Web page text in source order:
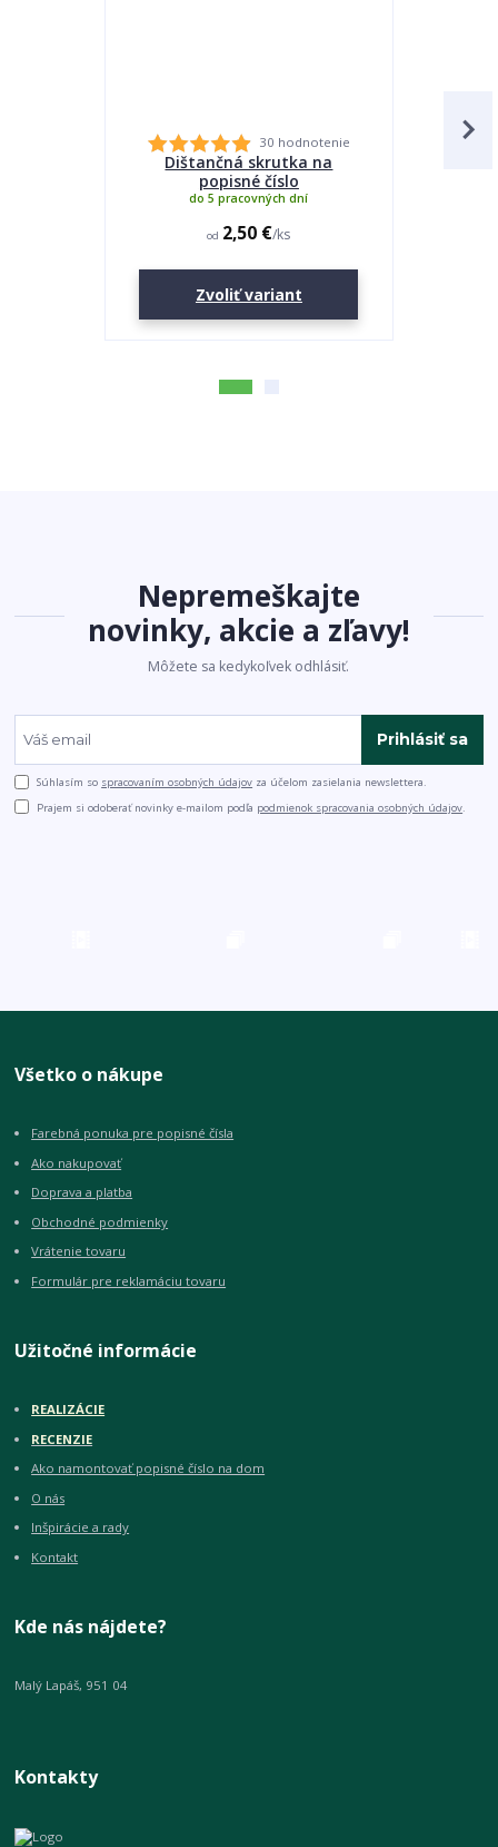
30 hodnotenie
Dištančná skrutka na
popisné číslo
od 2,50 €/ks
do 5 pracovných dní
Zvoliť variant
Nepremeškajte
novinky, akcie a zľavy!
Môžete sa kedykoľvek odhlásiť.
Prihlásiť sa
Súhlasím so spracovaním osobných údajov za účelom zasielania newslettera.
Prajem si odoberať novinky e-mailom podľa podmienok spracovania osobných údajov.
Všetko o nákupe
Farebná ponuka pre popisné čísla
Ako nakupovať
Doprava a platba
Obchodné podmienky
Vrátenie tovaru
Formulár pre reklamáciu tovaru
Užitočné informácie
REALIZÁCIE
RECENZIE
Ako namontovať popisné číslo na dom
O nás
Inšpirácie a rady
Kontakt
Kde nás nájdete?
Malý Lapáš, 951 04
Kontakty